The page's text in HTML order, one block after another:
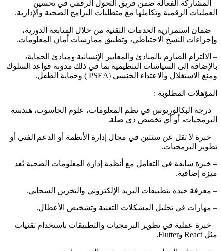
– المشاركة الفعالة ضمن فريق التحول الرقمي في تحسين
العمليات الرقمية وتكاملها مع متطلبات البرامج الصحية والإدارية.
– ضمان استمرارية الخدمات التقنية من خلال المتابعة الدورية،
وإجراءات النسخ الاحتياطي، وتطبيق ممارسات أمان المعلومات.
– الالتزام الصارم بالمبادئ والمعايير الإنسانية ومبادئ الحماية،
بالإضافة إلى السياسات التنظيمية بما في ذلك مدونة قواعد السلوك
ومنع الاستغلال والاعتداء الجنسي (PSEA ) وحماية الطفل.
المؤهلات المطلوبة :
– درجة البكالوريوس في نظم المعلومات، علوم الحاسوب، هندسة
البرمجيات، أو أي تخصص ذي صلة.
– خبرة لا تقل عن سنتين في مجال إدارة الأنظمة أو الدعم الفني أو
تطوير البرمجيات.
– خبرة سابقة في التعامل مع أنظمة إدارة المعلومات الصحية تُعد
ميزة إضافية.
– معرفة جيدة بتطبيقات البريد الإلكتروني والتخزين السحابي.
– مهارات في تحليل المشكلات التقنية وتشخيص الأعطال.
– خبرة عملية في تطوير البرمجيات والتطبيقات باستخدام تقنيات
مثل React وFlutter.